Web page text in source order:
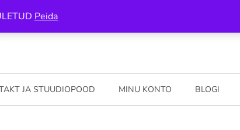
Peida
all
JA STUUDIOPOOD MINU KONTO BLOGI